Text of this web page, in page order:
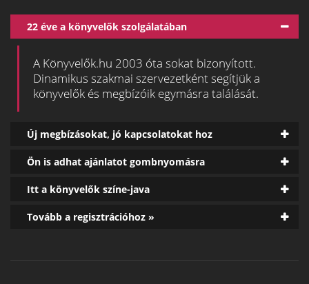
22 éve a könyvelők szolgálatában
A Könyvelők.hu 2003 óta sokat bizonyított.
Dinamikus szakmai szervezetként segítjük a
könyvelők és megbízóik egymásra találását.
Új megbízásokat, jó kapcsolatokat hoz
Ön is adhat ajánlatot gombnyomásra
Itt a könyvelők színe-java
Tovább a regisztrációhoz »